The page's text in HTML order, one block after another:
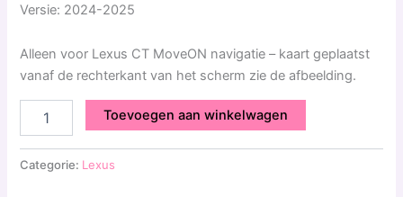
Versie: 2024-2025
Alleen voor Lexus CT MoveON navigatie – kaart geplaatst
vanaf de rechterkant van het scherm zie de afbeelding.
Toevoegen aan winkelwagen
Categorie: Lexus